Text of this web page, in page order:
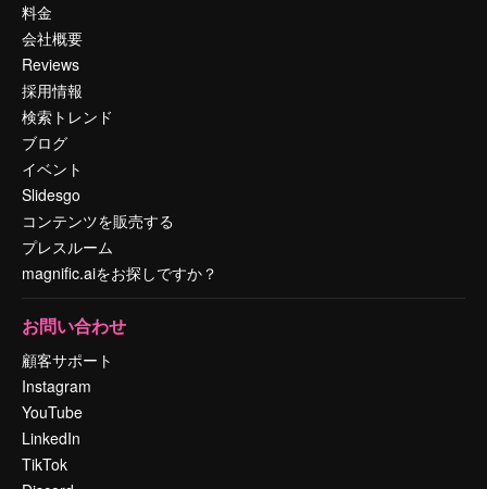
料金
会社概要
Reviews
採用情報
検索トレンド
ブログ
イベント
Slidesgo
コンテンツを販売する
プレスルーム
magnific.aiをお探しですか？
お問い合わせ
顧客サポート
Instagram
YouTube
LinkedIn
TikTok